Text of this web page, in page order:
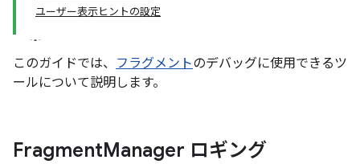
ユーザー表示ヒントの設定
このガイドでは、 フラグメントのデバッグに使用できるツ
ールについて説明します。
FragmentManager ロギング